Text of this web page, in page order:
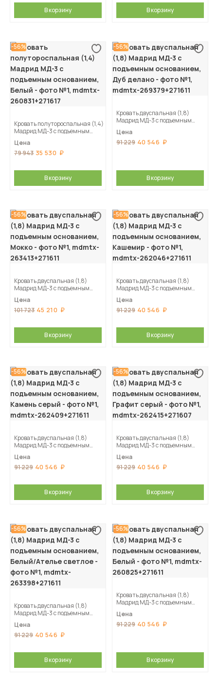
В корзину В корзину
-56%
Кровать полутороспальная (1,4)
Мадрид МД-3 с подъемным
Цена
79 943 35 530
В корзину
-56%
Кровать двуспальная (1,8)
Мадрид МД-3 с подъемным
Цена
91 229 40 546
В корзину
-56%
Кровать двуспальная (1,8)
Мадрид МД-3 с подъемным
Цена
101 723 45 210
В корзину
-56%
Кровать двуспальная (1,8)
Мадрид МД-3 с подъемным
Цена
91 229 40 546
В корзину
-56%
Кровать двуспальная (1,8)
Мадрид МД-3 с подъемным
Цена
91 229 40 546
В корзину
-56%
Кровать двуспальная (1,8)
Мадрид МД-3 с подъемным
Цена
91 229 40 546
В корзину
-56%
Кровать двуспальная (1,8)
Мадрид МД-3 с подъемным
светлое
Цена
91 229 40 546
В корзину
-56%
Кровать двуспальная (1,8)
Мадрид МД-3 с подъемным
Цена
91 229 40 546
В корзину